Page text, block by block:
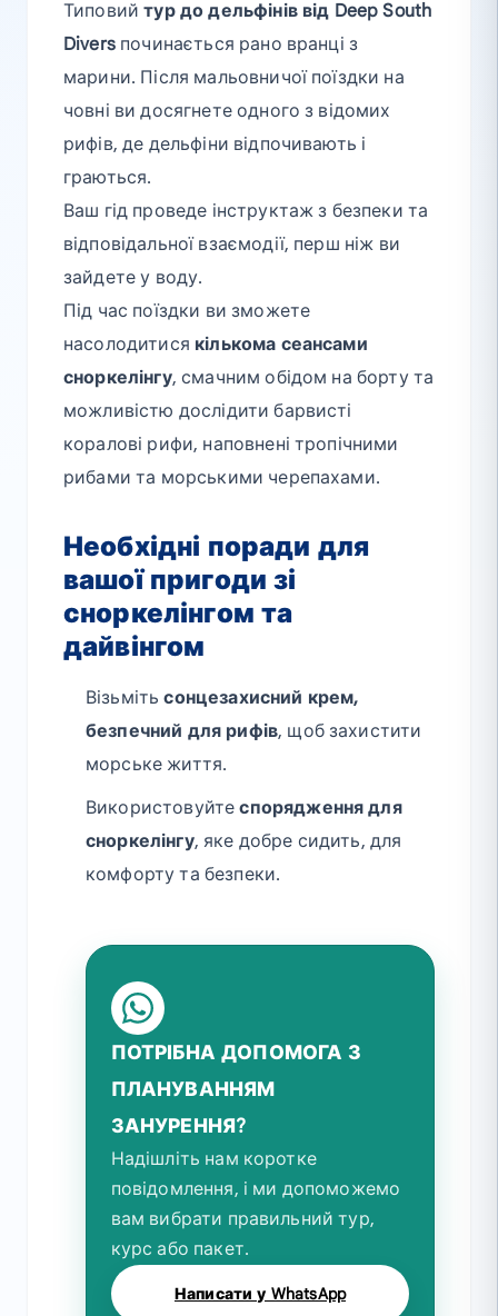
Типовийтур до дельфінів від Deep South
Diversпочинається рано вранці з
марини. Після мальовничої поїздки на
човні ви досягнете одного з відомих
рифів, де дельфіни відпочивають і
граються.
Ваш гід проведе інструктаж з безпеки та
відповідальної взаємодії, перш ніж ви
зайдете у воду.
Під час поїздки ви зможете
насолодитися кількома сеансами
сноркелінгу, смачним обідом на борту та
можливістю дослідити барвисті
коралові рифи, наповнені тропічними
рибами та морськими черепахами.
Необхідні поради для
вашої пригоди зі
сноркелінгом та
дайвінгом
Візьмітьсонцезахисний крем,
безпечний для рифів, щоб захистити
морське життя.
Використовуйтеспорядження для
сноркелінгу, яке добре сидить, для
комфорту та безпеки.
ПОТРІБНА ДОПОМОГА З
ПЛАНУВАННЯМ
ЗАНУРЕННЯ?
Надішліть нам коротке
повідомлення, і ми допоможемо
вам вибрати правильний тур,
курс або пакет.
Написати у WhatsApp